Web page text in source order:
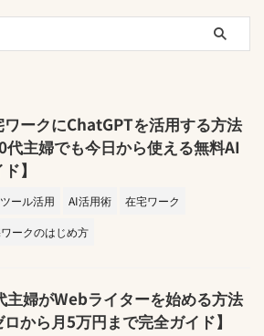
ワークにChatGPTを活用する方法
代主婦でも今日から使える無料AI
】
ール活用 AI活用術
在宅ワーク
ークのはじめ方
主婦がWebライターを始める方法
ロから月5万円まで完全ガイド】